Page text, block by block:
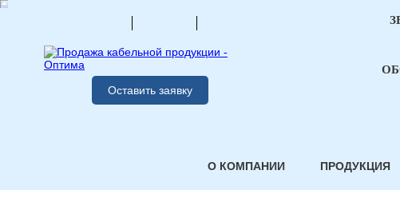
Оставить заявку
О КОМПАНИИ ПРОДУКЦИЯ